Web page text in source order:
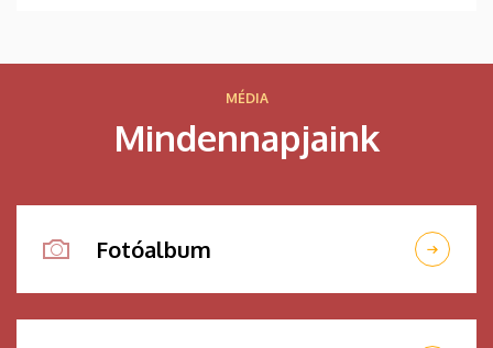
MÉDIA
Mindennapjaink
Fotóalbum